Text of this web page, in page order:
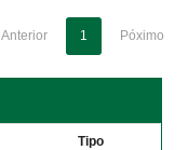
Anterior 1 Póximo
Tipo